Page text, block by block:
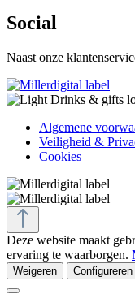
Social
Naast onze
Algemene
Veiligheid &
Cookies
Deze website maakt
ervaring te waarborgen.
Weigeren Configureren